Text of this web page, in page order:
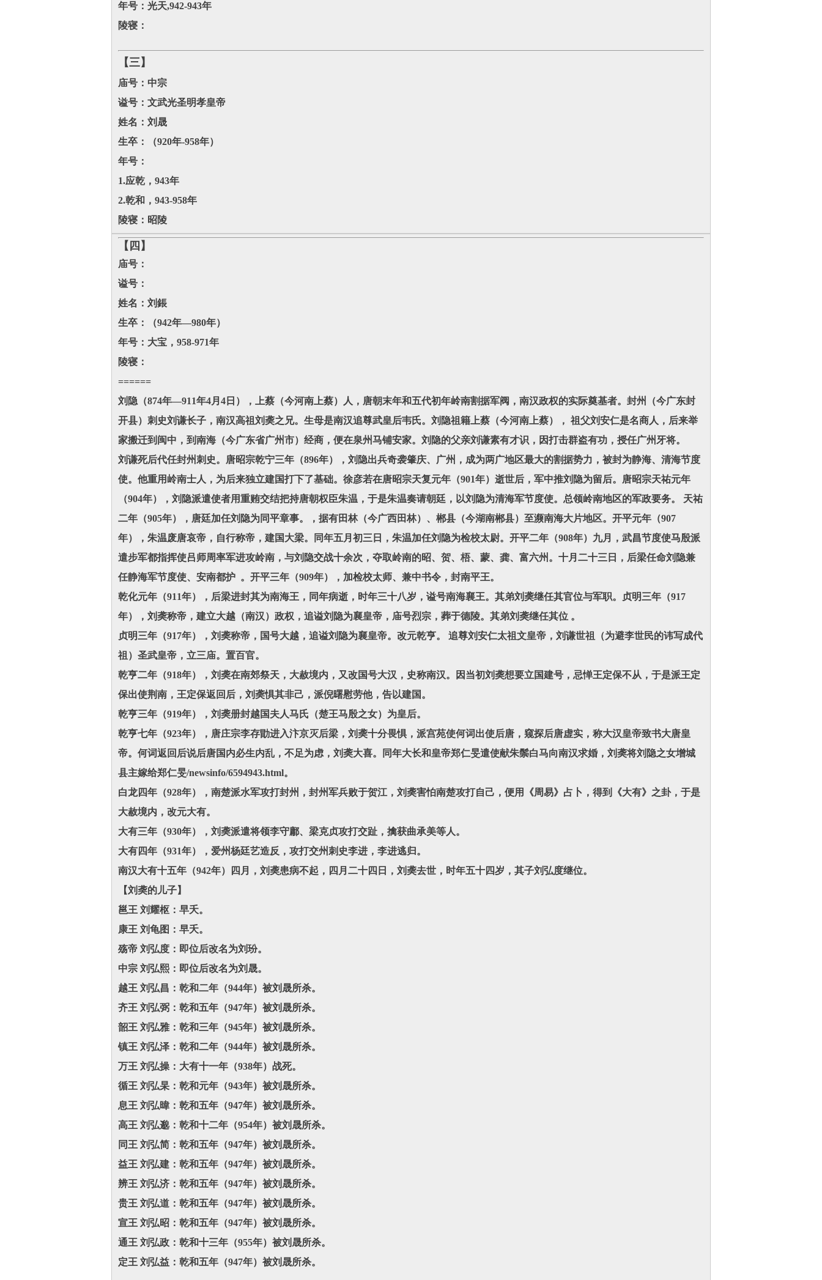
年号：光天,942-943年
陵寝：
【三】
庙号：中宗
谥号：文武光圣明孝皇帝
姓名：刘晟
生卒：（920年-958年）
年号：
1.应乾，943年
2.乾和，943-958年
陵寝：昭陵
【四】
庙号：
谥号：
姓名：刘鋹
生卒：（942年—980年）
年号：大宝，958-971年
陵寝：
======
刘隐（874年—911年4月4日），上蔡（今河南上蔡）人，唐朝末年和五代初年岭南割据军阀，南汉政权的实际奠基者。封州（今广东封
开县）刺史刘谦长子，南汉高祖刘䶮之兄。生母是南汉追尊武皇后韦氏。刘隐祖籍上蔡（今河南上蔡）， 祖父刘安仁是名商人，后来举
家搬迁到闽中，到南海（今广东省广州市）经商，便在泉州马铺安家。刘隐的父亲刘谦素有才识，因打击群盗有功，授任广州牙将。
刘谦死后代任封州刺史。唐昭宗乾宁三年（896年），刘隐出兵奇袭肇庆、广州，成为两广地区最大的割据势力，被封为静海、清海节度
使。他重用岭南士人，为后来独立建国打下了基础。徐彦若在唐昭宗天复元年（901年）逝世后，军中推刘隐为留后。唐昭宗天祐元年
（904年），刘隐派遣使者用重贿交结把持唐朝权臣朱温，于是朱温奏请朝廷，以刘隐为清海军节度使。总领岭南地区的军政要务。 天祐
二年（905年），唐廷加任刘隐为同平章事。，据有田林（今广西田林）、郴县（今湖南郴县）至濒南海大片地区。开平元年（907
年），朱温废唐哀帝，自行称帝，建国大梁。同年五月初三日，朱温加任刘隐为检校太尉。开平二年（908年）九月，武昌节度使马殷派
遣步军都指挥使吕师周率军进攻岭南，与刘隐交战十余次，夺取岭南的昭、贺、梧、蒙、龚、富六州。十月二十三日，后梁任命刘隐兼
任静海军节度使、安南都护 。开平三年（909年），加检校太师、兼中书令，封南平王。
乾化元年（911年），后梁进封其为南海王，同年病逝，时年三十八岁，谥号南海襄王。其弟刘䶮继任其官位与军职。贞明三年（917
年），刘䶮称帝，建立大越（南汉）政权，追谥刘隐为襄皇帝，庙号烈宗，葬于德陵。其弟刘䶮继任其位 。
贞明三年（917年），刘䶮称帝，国号大越，追谥刘隐为襄皇帝。改元乾亨。 追尊刘安仁太祖文皇帝，刘谦世祖（为避李世民的讳写成代
祖）圣武皇帝，立三庙。置百官。
乾亨二年（918年），刘䶮在南郊祭天，大赦境内，又改国号大汉，史称南汉。因当初刘䶮想要立国建号，忌惮王定保不从，于是派王定
保出使荆南，王定保返回后，刘䶮惧其非己，派倪曙慰劳他，告以建国。
乾亨三年（919年），刘䶮册封越国夫人马氏（楚王马殷之女）为皇后。
乾亨七年（923年），唐庄宗李存勖进入汴京灭后梁，刘䶮十分畏惧，派宫苑使何词出使后唐，窥探后唐虚实，称大汉皇帝致书大唐皇
帝。何词返回后说后唐国内必生内乱，不足为虑，刘䶮大喜。同年大长和皇帝郑仁旻遣使献朱鬃白马向南汉求婚，刘䶮将刘隐之女增城
县主嫁给郑仁旻/newsinfo/6594943.html。
白龙四年（928年），南楚派水军攻打封州，封州军兵败于贺江，刘䶮害怕南楚攻打自己，便用《周易》占卜，得到《大有》之卦，于是
大赦境内，改元大有。
大有三年（930年），刘䶮派遣将领李守鄘、梁克贞攻打交趾，擒获曲承美等人。
大有四年（931年），爱州杨廷艺造反，攻打交州刺史李进，李进逃归。
南汉大有十五年（942年）四月，刘䶮患病不起，四月二十四日，刘䶮去世，时年五十四岁，其子刘弘度继位。
【刘䶮的儿子】
邕王 刘耀枢：早夭。
康王 刘龟图：早夭。
殇帝 刘弘度：即位后改名为刘玢。
中宗 刘弘熙：即位后改名为刘晟。
越王 刘弘昌：乾和二年（944年）被刘晟所杀。
齐王 刘弘弼：乾和五年（947年）被刘晟所杀。
韶王 刘弘雅：乾和三年（945年）被刘晟所杀。
镇王 刘弘泽：乾和二年（944年）被刘晟所杀。
万王 刘弘操：大有十一年（938年）战死。
循王 刘弘杲：乾和元年（943年）被刘晟所杀。
息王 刘弘暐：乾和五年（947年）被刘晟所杀。
高王 刘弘邈：乾和十二年（954年）被刘晟所杀。
同王 刘弘简：乾和五年（947年）被刘晟所杀。
益王 刘弘建：乾和五年（947年）被刘晟所杀。
辨王 刘弘济：乾和五年（947年）被刘晟所杀。
贵王 刘弘道：乾和五年（947年）被刘晟所杀。
宣王 刘弘昭：乾和五年（947年）被刘晟所杀。
通王 刘弘政：乾和十三年（955年）被刘晟所杀。
定王 刘弘益：乾和五年（947年）被刘晟所杀。